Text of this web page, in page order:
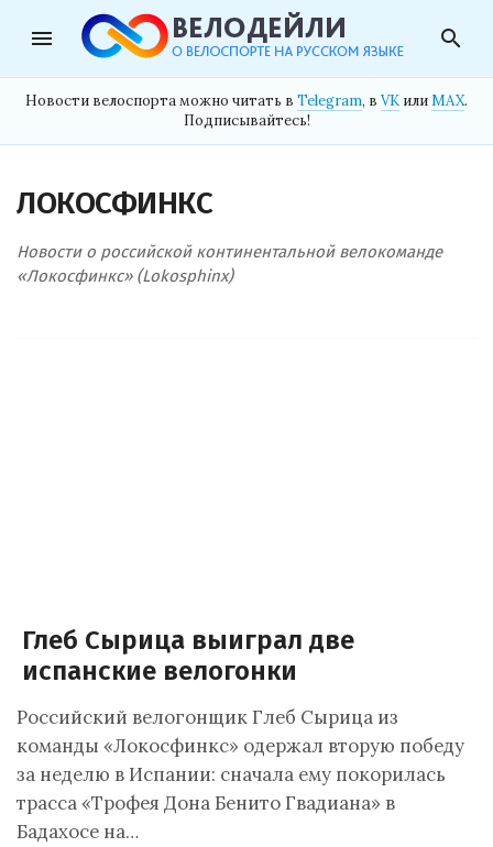
menu search
Новости велоспорта можно читать в Telegram, в VK илиMAX.
Подписывайтесь!
ЛОКОСФИНКС
Новости о российской континентальной велокоманде
«Локосфинкс» (Lokosphinx)
Глеб Сырица выиграл две
испанские велогонки
Российский велогонщик Глеб Сырица из
команды «Локосфинкс» одержал вторую победу
за неделю в Испании: сначала ему покорилась
трасса «Трофея Дона Бенито Гвадиана» в
Бадахосе на…